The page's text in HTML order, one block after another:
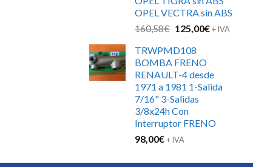
OPEL VECTRA sin ABS
160,58€ El
original
era:
160,58€.
125,00€El
125,00€.
+ IVA
TRWPMD108
BOMBA FRENO
RENAULT-4 desde
1971 a 1981 1-Salida
7/16" 3-Salidas
3/8x24h Con
Interruptor FRENO
98,00€+ IVA